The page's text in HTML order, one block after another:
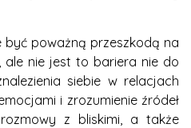
być poważną przeszkodą na
ale nie jest to bariera nie do
siebie w relacjach
i zrozumienie źródeł
z bliskimi, a także